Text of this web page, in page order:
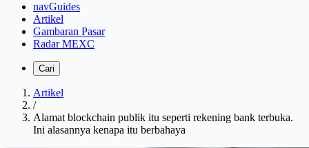
navGuides
Artikel
Gambaran Pasar
Radar MEXC
Cari
Artikel
/
Alamat blockchain publik itu seperti rekening bank terbuka.
Ini alasannya kenapa itu berbahaya